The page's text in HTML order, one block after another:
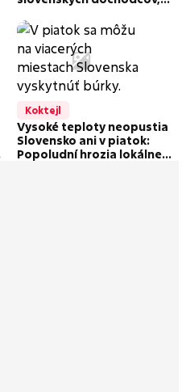
odpustky
Koktejl
Vysoké teploty neopustia
Slovensko ani v piatok:
Popoludní hrozia lokálne